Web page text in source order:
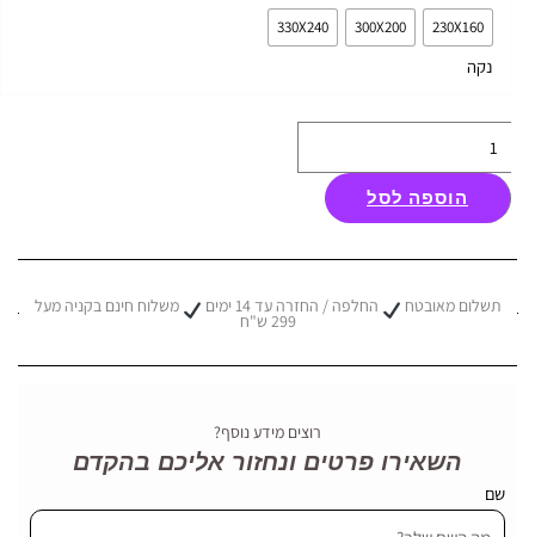
230X160
300X200
330X240
נקה
שטיח
סוצ'י
MODRA
הוספה לסל
תשלום מאובטח החלפה / החזרה עד 14 ימים משלוח חינם בקניה מעל
299 ש"ח
רוצים מידע נוסף?
השאירו פרטים ונחזור אליכם בהקדם
שם